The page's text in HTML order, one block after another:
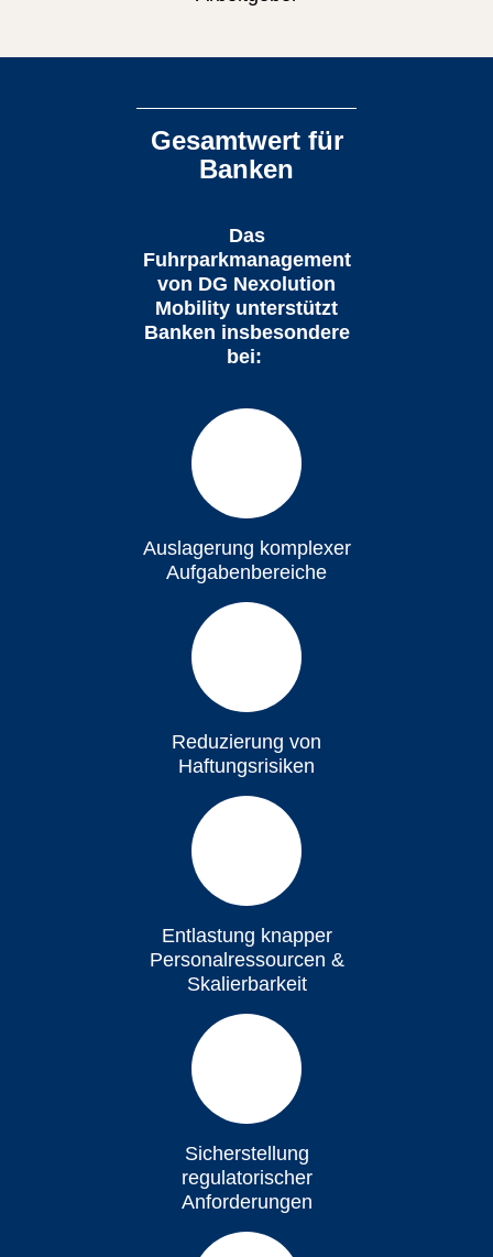
Gesamtwert für
Banken
Das
Fuhrparkmanagement
von DG Nexolution
Mobility unterstützt
Banken insbesondere
bei:
Auslagerung komplexer
Aufgabenbereiche
Reduzierung von
Haftungsrisiken
Entlastung knapper
Personalressourcen &
Skalierbarkeit
Sicherstellung
regulatorischer
Anforderungen